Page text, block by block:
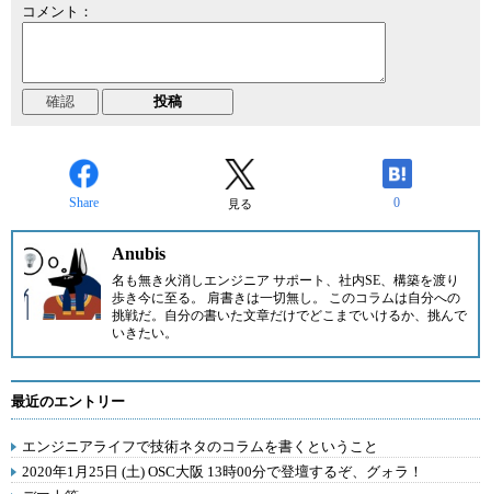
コメント：
Share 見る 0
Anubis
名も無き火消しエンジニア サポート、社内SE、構築を渡り
歩き今に至る。 肩書きは一切無し。 このコラムは自分への
挑戦だ。自分の書いた文章だけでどこまでいけるか、挑んで
いきたい。
最近のエントリー
エンジニアライフで技術ネタのコラムを書くということ
2020年1月25日 (土) OSC大阪 13時00分で登壇するぞ、グォラ！